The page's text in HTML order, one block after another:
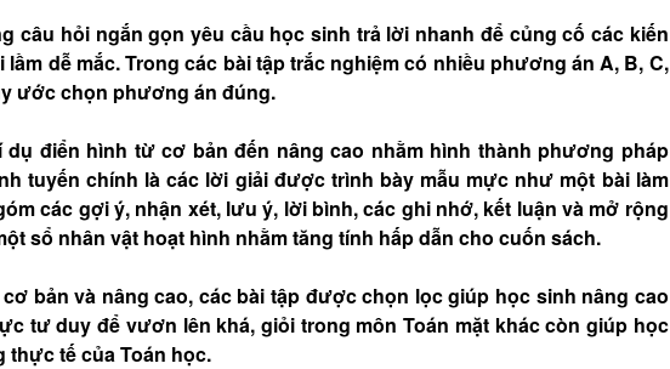
câu hỏi ngắn gọn yêu cầu học sinh trả lời nhanh để củng cố các kiến
dễ mắc. Trong các bài tập trắc nghiệm có nhiều phương án A, B, C,
ước chọn phương án đúng.
dụ điển hình từ cơ bản đến nâng cao nhằm hình thành phương pháp
tuyến chính là các lời giải được trình bày mẫu mực như một bài làm
các gợi ý, nhận xét, lưu ý, lời bình, các ghi nhớ, kết luận và mở rộng
sổ nhân vật hoạt hình nhằm tăng tính hấp dẫn cho cuốn sách.
bản và nâng cao, các bài tập được chọn lọc giúp học sinh nâng cao
tư duy để vươn lên khá, giỏi trong môn Toán mặt khác còn giúp học
tế của Toán học.